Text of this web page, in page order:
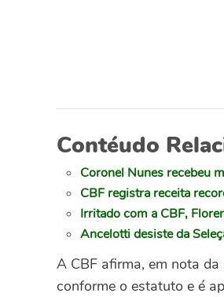
Contéudo
Coronel Nunes recebeu
CBF registra receita
Irritado com a CBF,
Ancelotti desiste da
A CBF afirma, em nota
conforme o estatuto e é